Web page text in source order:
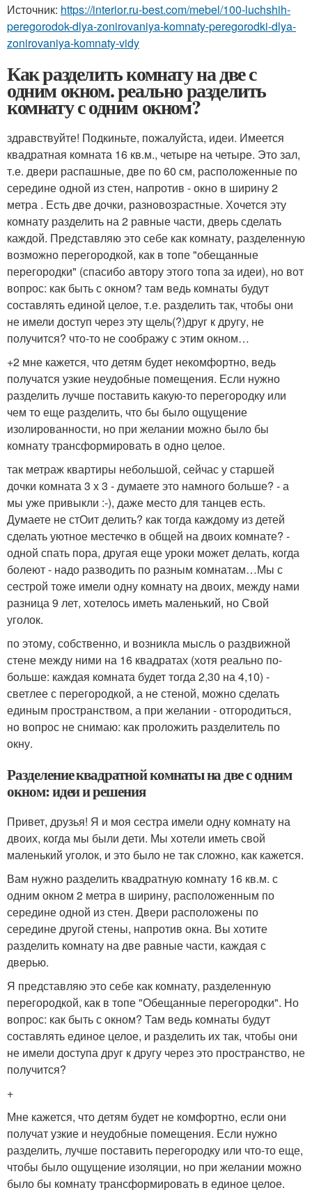
Источник: https://interior.ru-best.com/mebel/100-luchshih-
peregorodok-dlya-zonirovaniya-komnaty-peregorodki-dlya-
zonirovaniya-komnaty-vidy
Как разделить комнату на две с
одним окном. реально разделить
комнату с одним окном?
здравствуйте! Подкиньте, пожалуйста, идеи. Имеется
квадратная комната 16 кв.м., четыре на четыре. Это зал,
т.е. двери распашные, две по 60 см, расположенные по
середине одной из стен, напротив - окно в ширину 2
метра . Есть две дочки, разновозрастные. Хочется эту
комнату разделить на 2 равные части, дверь сделать
каждой. Представляю это себе как комнату, разделенную
возможно перегородкой, как в топе "обещанные
перегородки" (спасибо автору этого топа за идеи), но вот
вопрос: как быть с окном? там ведь комнаты будут
составлять единой целое, т.е. разделить так, чтобы они
не имели доступ через эту щель(?)друг к другу, не
получится? что-то не соображу с этим окном…
+2 мне кажется, что детям будет некомфортно, ведь
получатся узкие неудобные помещения. Если нужно
разделить лучше поставить какую-то перегородку или
чем то еще разделить, что бы было ощущение
изолированности, но при желании можно было бы
комнату трансформировать в одно целое.
так метраж квартиры небольшой, сейчас у старшей
дочки комната 3 х 3 - думаете это намного больше? - а
мы уже привыкли :-), даже место для танцев есть.
Думаете не стОит делить? как тогда каждому из детей
сделать уютное местечко в общей на двоих комнате? -
одной спать пора, другая еще уроки может делать, когда
болеют - надо разводить по разным комнатам…Мы с
сестрой тоже имели одну комнату на двоих, между нами
разница 9 лет, хотелось иметь маленький, но Свой
уголок.
по этому, собственно, и возникла мысль о раздвижной
стене между ними на 16 квадратах (хотя реально по-
больше: каждая комната будет тогда 2,30 на 4,10) -
светлее с перегородкой, а не стеной, можно сделать
единым пространством, а при желании - отгородиться,
но вопрос не снимаю: как проложить разделитель по
окну.
Разделение квадратной комнаты на две с одним
окном: идеи и решения
Привет, друзья! Я и моя сестра имели одну комнату на
двоих, когда мы были дети. Мы хотели иметь свой
маленький уголок, и это было не так сложно, как кажется.
Вам нужно разделить квадратную комнату 16 кв.м. с
одним окном 2 метра в ширину, расположенным по
середине одной из стен. Двери расположены по
середине другой стены, напротив окна. Вы хотите
разделить комнату на две равные части, каждая с
дверью.
Я представляю это себе как комнату, разделенную
перегородкой, как в топе "Обещанные перегородки". Но
вопрос: как быть с окном? Там ведь комнаты будут
составлять единое целое, и разделить их так, чтобы они
не имели доступа друг к другу через это пространство, не
получится?
+
Мне кажется, что детям будет не комфортно, если они
получат узкие и неудобные помещения. Если нужно
разделить, лучше поставить перегородку или что-то еще,
чтобы было ощущение изоляции, но при желании можно
было бы комнату трансформировать в единое целое.